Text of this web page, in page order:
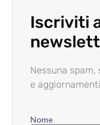
Iscriviti
Nessuna
e
Nome